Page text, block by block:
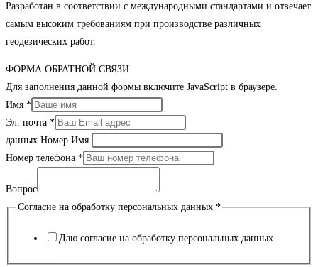
Разработан в соответствии с международными стандартами и отвечает
самым высоким требованиям при производстве различных
геодезических работ.
ФОРМА ОБРАТНОЙ СВЯЗИ
Для заполнения данной формы включите JavaScript в браузере.
Имя *
Эл. почта *
данных Номер Имя
Номер телефона *
Вопрос
Согласие на обработку персональных данных *
Даю согласие на обработку персональных данных